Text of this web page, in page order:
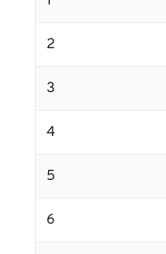
2
3
4
5
6